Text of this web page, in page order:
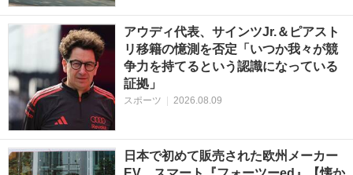
アウディ代表、サインツJr.＆ピアスト
リ移籍の憶測を否定「いつか我々が競
争力を持てるという認識になっている
証拠」
スポーツ 2026.08.09
日本で初めて販売された欧州メーカー